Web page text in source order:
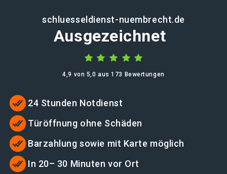
schluesseldienst-nuembrecht.de
Ausgezeichnet
4,9 von 5,0 aus 173 Bewertungen
24 Stunden Notdienst
Türöffnung ohne Schäden
Barzahlung sowie mit Karte möglich
In 20– 30 Minuten vor Ort